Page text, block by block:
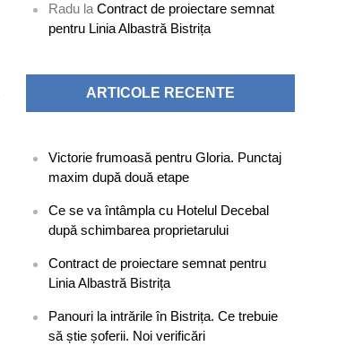
Radu laContract de proiectare semnat
pentru Linia Albastră Bistrița
ARTICOLE RECENTE
Victorie frumoasă pentru Gloria. Punctaj
maxim după două etape
Ce se va întâmpla cu Hotelul Decebal
după schimbarea proprietarului
Contract de proiectare semnat pentru
Linia Albastră Bistrița
Panouri la intrările în Bistrița. Ce trebuie
să știe șoferii. Noi verificări